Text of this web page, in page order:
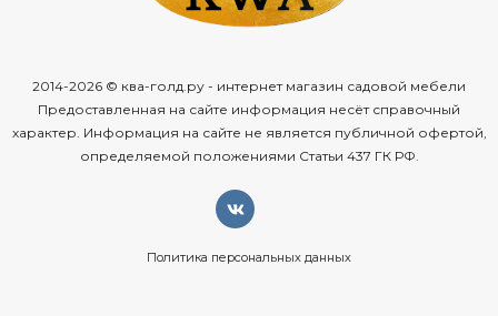
2014-2026 © ква-голд.ру - интернет магазин садовой мебели
Предоставленная на сайте информация несёт справочный
характер. Информация на сайте не является публичной офертой,
определяемой положениями Статьи 437 ГК РФ.
Политика персональных данных